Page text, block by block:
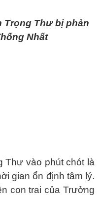
Trọng Thư bị phản
Nhất
Thư vào phút chót là
gian ổn định tâm lý.
con trai của Trưởng